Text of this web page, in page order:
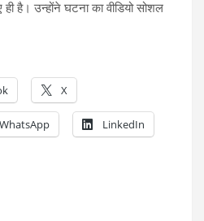
है। उन्होंने घटना का वीडियो सोशल
X
WhatsApp LinkedIn